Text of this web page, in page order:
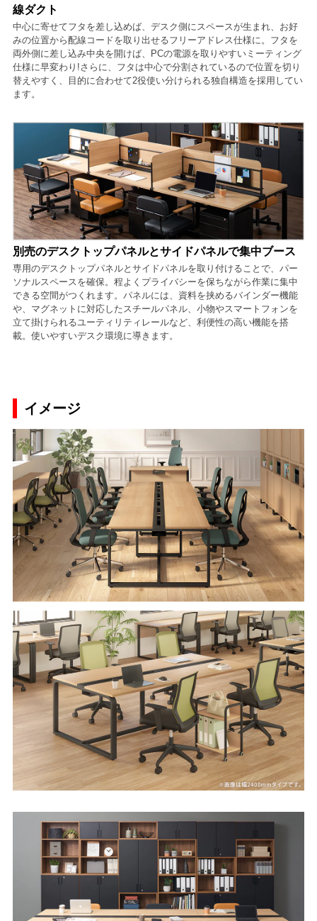
線ダクト
中心に寄せてフタを差し込めば、デスク側にスペースが生まれ、お好
みの位置から配線コードを取り出せるフリーアドレス仕様に。フタを
両外側に差し込み中央を開けば、PCの電源を取りやすいミーティング
仕様に早変わり!さらに、フタは中心で分割されているので位置を切り
替えやすく、目的に合わせて2役使い分けられる独自構造を採用してい
ます。
別売のデスクトップパネルとサイドパネルで集中ブース
専用のデスクトップパネルとサイドパネルを取り付けることで、パー
ソナルスペースを確保。程よくプライバシーを保ちながら作業に集中
できる空間がつくれます。パネルには、資料を挟めるバインダー機能
や、マグネットに対応したスチールパネル、小物やスマートフォンを
立て掛けられるユーティリティレールなど、利便性の高い機能を搭
載。使いやすいデスク環境に導きます。
イメージ